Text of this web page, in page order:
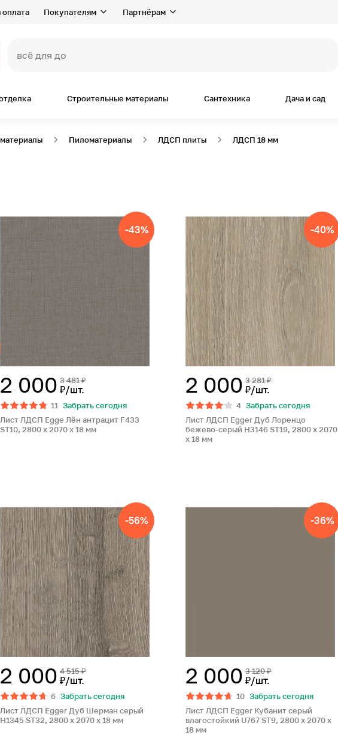
оплата Покупателям Партнёрам
всё для дома и ремо
Строительные материалы Сантехника Дача и сад
Пиломатериалы ЛДСП плиты ЛДСП 18 мм
-43%
3 481 ₽
2 000 ₽/шт.
11 Забрать сегодня
Лист ЛДСП Egge Лён антрацит F433
ST10, 2800 x 2070 x 18 мм
-40%
3 281 ₽
2 000 ₽/шт.
4 Забрать сегодня
Лист ЛДСП Egger Дуб Лоренцо
бежево-серый H3146 ST19, 2800 x 2070
x 18 мм
-56%
4 515 ₽
2 000 ₽/шт.
6 Забрать сегодня
Лист ЛДСП Egger Дуб Шерман серый
Н1345 ST32, 2800 x 2070 x 18 мм
-36%
3 120 ₽
2 000 ₽/шт.
10 Забрать сегодня
Лист ЛДСП Egger Кубанит серый
влагостойкий U767 ST9, 2800 x 2070 x
18 мм